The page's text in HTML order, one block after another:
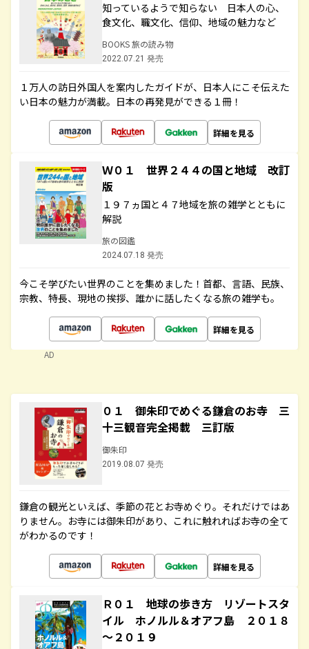
知っているようで知らない 日本人の心、
食文化、職文化、信仰、地域の魅力など
BOOKS 旅の読み物
2022.07.21 発売
１万人の訪日外国人を案内したガイドが、日本人にこそ伝えた
い日本の魅力が満載。日本の再発見ができる１冊！
詳細を見る
Ｗ０１ 世界２４４の国と地域 改訂
版
１９７ヵ国と４７地域を旅の雑学とともに
解説
旅の図鑑
2024.07.18 発売
今こそ学びたい世界のことを集めました！首都、言語、民族、
宗教、特長、現地の挨拶、誰かに話したくなる旅の雑学も。
詳細を見る
AD
０１ 御朱印でめぐる鎌倉のお寺 三
十三観音完全掲載 三訂版
御朱印
2019.08.07 発売
鎌倉の観光といえば、季節の花とお寺めぐり。それだけではあ
りません。お寺には御朱印があり、これに触れればお寺の全て
がわかるのです！
詳細を見る
Ｒ０１ 地球の歩き方 リゾートスタ
イル ホノルル＆オアフ島 ２０１８
～２０１９